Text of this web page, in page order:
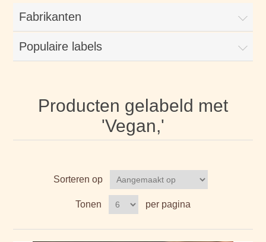
Fabrikanten
Populaire labels
Producten gelabeld met
'Vegan,'
Sorteren op
Tonen per pagina